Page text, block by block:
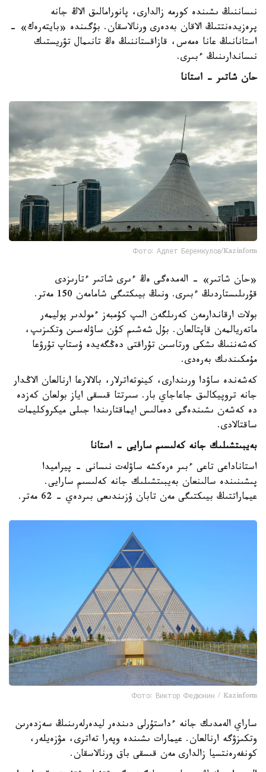
نىساننىڭ ىشىندە كورمە زالدارى، پانورامالىق الاڭ جانە
پرەزيدەنتتىڭ الاقان بەدەرى ورنالاسقان. بۇگىندە «بايتەرەك» -
استانانىڭ عانا ەمەس، قازاقستاننىڭ ەڭ تانىمال تۋريستىك
نىساندارىنىڭ ءبىرى.
حان شاتىر - استانا
Фото: Адлет Беремкулов/Kazinform
«حان شاتىر» - الەمدەگى ەڭ ءىرى شاتىر ءتارىزدى
قۇرىلىستاردىڭ ءبىرى. ونىڭ بيىكتىگى شامامەن 150 مەتر.
بولات ارقاندارمەن كەرىلگەن الىپ كۇمبەز ءمولدىر پوليمەر
ماتەريالمەن قاپتالعان. بۇل شەشىم كۇن ساۋلەسىن وتكىزىپ،
كەشەننىڭ ىشكى ورتاسىن تۇراقتى دەڭگەيدە ۇستاپ تۇرۋعا
مۇمكىندىك بەرەدى.
كەشەندە ساۋدا ورىندارى، كينوتەاترلار، بالالارعا ارنالعان الاڭدار
جانە تروپيكالىق جاعاجاي بار. سىرتتا قىسقى اياز بولعان كەزدە
دە كەشەن ىشىندەگى دەمالىس ايماقتارىندا جىلى ميكروكليمات
ساقتالادى.
بەيبىتشىلىك جانە كەلىسىم سارايى - استانا
استاناداعى تاعى ءبىر ەرەكشە ساۋلەت نىسانى - پيراميدا
پىشىنىندە سالىنعان بەيبىتشىلىك جانە كەلىسىم سارايى.
عيماراتتىڭ بيىكتىگى مەن تابان ۇزىندىعى بىردەي - 62 مەتر.
Фото: Виктор Федюнин / Kazinform
ساراي الەمدىك جانە ءداستۇرلى دىندەر ليدەرلەرىنىڭ سەزدەرىن
وتكىزۋگە ارنالعان. عيمارات ىشىندە وپەرا تەاترى، مۋزەيلەر،
كونفەرەنتسيا زالدارى مەن قىسقى باق ورنالاسقان.